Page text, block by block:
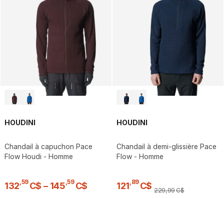
HOUDINI
Chandail à capuchon Pace
Flow Houdi - Homme
132 59 C$ – 145 ,59 C$
HOUDINI
Chandail à demi-glissière Pace
Flow - Homme
121 89 C$ 229,99C$